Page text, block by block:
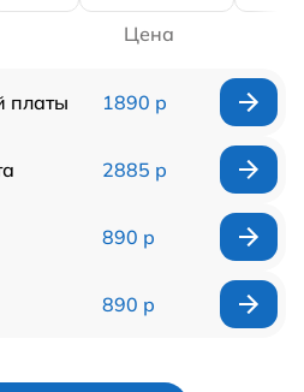
Цена
платы 1890 р
2885 р
890 р
890 р